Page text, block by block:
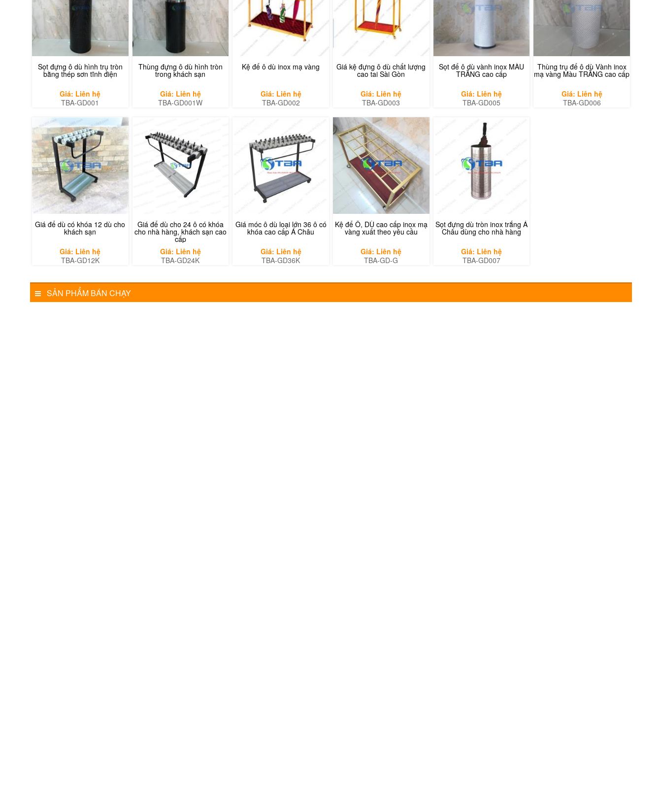
Sọt đựng ô dù hình trụ tròn
bằng thép sơn tĩnh điện
Giá: Liên hệ
TBA-GD001
Thùng đựng ô dù hình tròn
trong khách sạn
Giá: Liên hệ
TBA-GD001W
Kệ để ô dù inox mạ vàng
Giá: Liên hệ
TBA-GD002
Giá kệ đựng ô dù chất lượng
cao tai Sài Gòn
Giá: Liên hệ
TBA-GD003
Sọt để ô dù vành inox MÀU
TRẮNG cao cấp
Giá: Liên hệ
TBA-GD005
Thùng trụ để ô dù Vành inox
mạ vàng Màu TRẮNG cao cấp
Giá: Liên hệ
TBA-GD006
Giá để dù có khóa 12 dù cho
khách sạn
Giá: Liên hệ
TBA-GD12K
Giá để dù cho 24 ô có khóa
cho nhà hàng, khách sạn cao
cấp
Giá: Liên hệ
TBA-GD24K
Giá móc ô dù loại lớn 36 ô có
khóa cao cấp Á Châu
Giá: Liên hệ
TBA-GD36K
Kệ để Ô, DÙ cao cấp inox mạ
vàng xuất theo yêu cầu
Giá: Liên hệ
TBA-GD-G
Sọt đựng dù tròn inox trắng Á
Châu dùng cho nhà hàng
Giá: Liên hệ
TBA-GD007
SẢN PHẨM BÁN CHẠY